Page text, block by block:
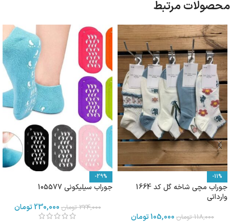
محصولات مرتبط
-11%
جوراب مچی شاخه گل کد 1664
وارداتی
118,000 تومان 105,000تومان
-29%
جوراب سیلیکونی 105577
324,000 تومان230,000 تومان